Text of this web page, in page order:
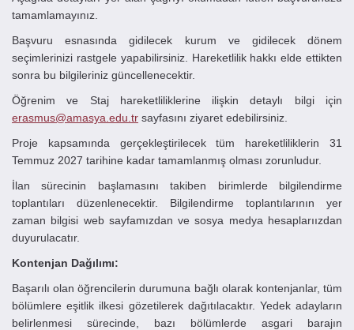
tamamlamayınız.
Başvuru esnasında gidilecek kurum ve gidilecek dönem
seçimlerinizi rastgele yapabilirsiniz. Hareketlilik hakkı elde ettikten
sonra bu bilgileriniz güncellenecektir.
Öğrenim ve Staj hareketliliklerine ilişkin detaylı bilgi için
erasmus@amasya.edu.tr sayfasını ziyaret edebilirsiniz.
Proje kapsamında gerçekleştirilecek tüm hareketliliklerin 31
Temmuz 2027 tarihine kadar tamamlanmış olması zorunludur.
İlan sürecinin başlamasını takiben birimlerde bilgilendirme
toplantıları düzenlenecektir. Bilgilendirme toplantılarının yer
zaman bilgisi web sayfamızdan ve sosya medya hesaplarıızdan
duyurulacatır.
Kontenjan Dağılımı:
Başarılı olan öğrencilerin durumuna bağlı olarak kontenjanlar, tüm
bölümlere eşitlik ilkesi gözetilerek dağıtılacaktır. Yedek adayların
belirlenmesi sürecinde, bazı bölümlerde asgari barajın